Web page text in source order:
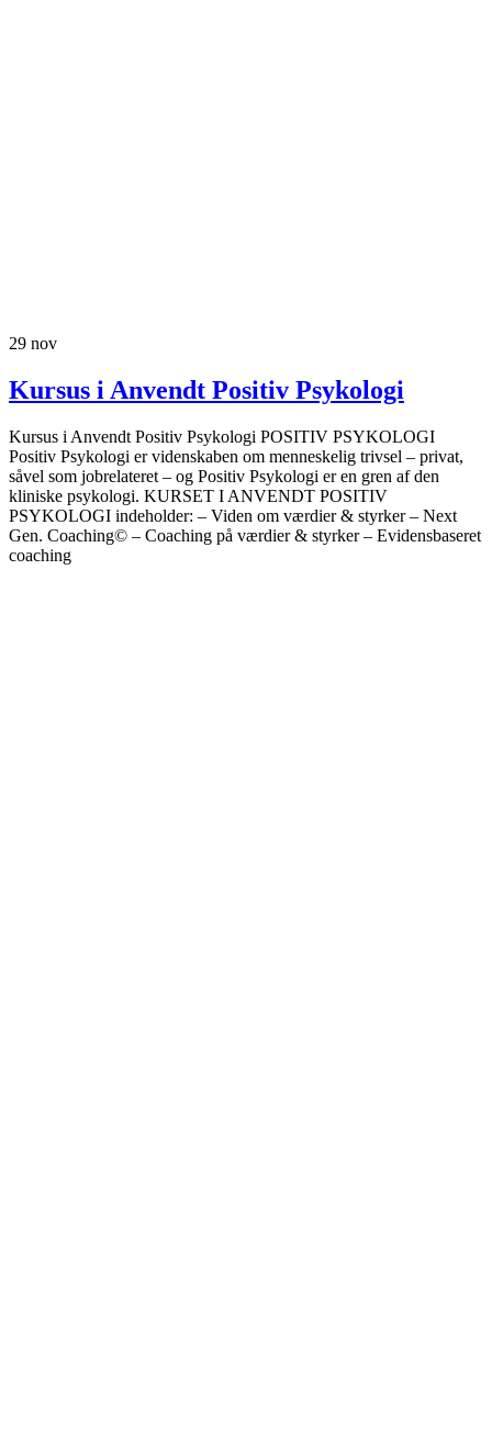
29 nov
Kursus i Anvendt Positiv Psykologi
Kursus i Anvendt Positiv Psykologi POSITIV PSYKOLOGI
Positiv Psykologi er videnskaben om menneskelig trivsel – privat,
såvel som jobrelateret – og Positiv Psykologi er en gren af den
kliniske psykologi. KURSET I ANVENDT POSITIV
PSYKOLOGI indeholder: – Viden om værdier & styrker – Next
Gen. Coaching© – Coaching på værdier & styrker – Evidensbaseret
coaching